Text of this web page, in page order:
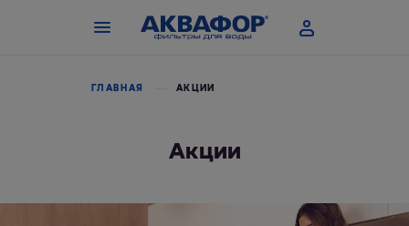
ГЛАВНАЯ АКЦИИ
Акции